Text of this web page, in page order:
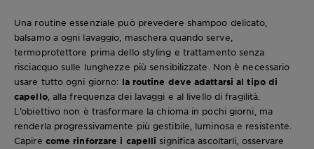
Una routine essenziale può prevedere shampoo delicato,
balsamo a ogni lavaggio, maschera quando serve,
termoprotettore prima dello styling e trattamento senza
risciacquo sulle lunghezze più sensibilizzate. Non è necessario
usare tutto ogni giorno: la routine deve adattarsi al tipo di
capello, alla frequenza dei lavaggi e al livello di fragilità.
L’obiettivo non è trasformare la chioma in pochi giorni, ma
renderla progressivamente più gestibile, luminosa e resistente.
Capire come rinforzare i capelli significa ascoltarli, osservare